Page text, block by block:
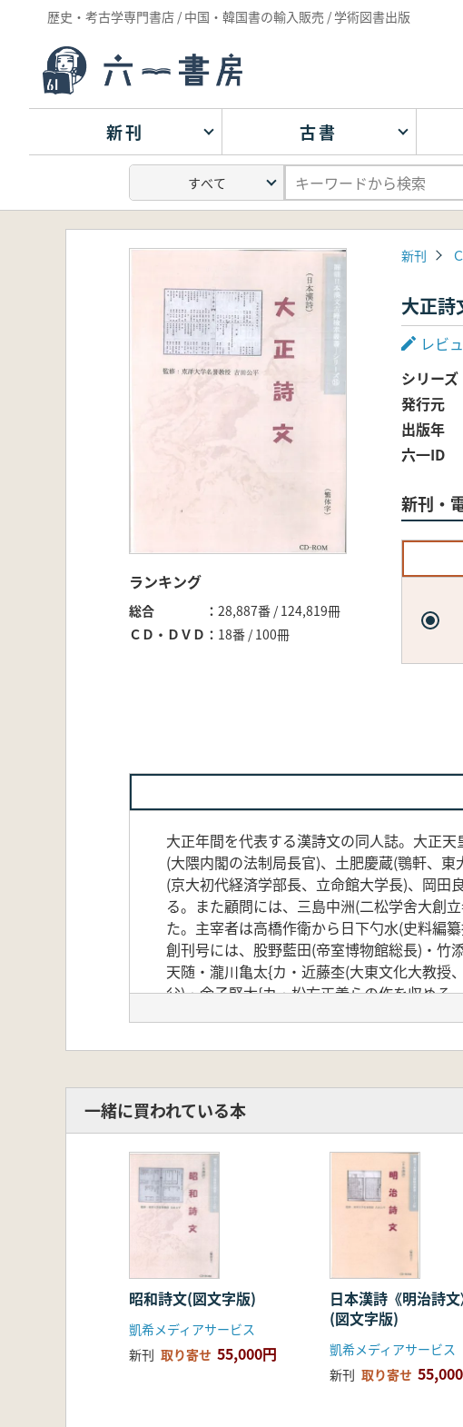
歴史・考古学専門書店 / 中国・韓国書の輸入販売 / 学術図書出版
新刊 古書
ランキング
総合
28,887番 / 124,819冊
ＣＤ・ＤＶＤ
18番 / 100冊
新刊
大正詩
レビ
シリーズ
発行元
出版年
六一ID
新刊・
大正年間を代表する漢詩文の同人誌。大正
(大隈内閣の法制局長官)、土肥慶蔵(鶚軒、
(京大初代経済学部長、立命館大学長)、岡田
る。また顧問には、三島中洲(二松学舍大創
た。主宰者は高橋作衛から日下勺水(史料編
創刊号には、股野藍田(帝室博物館総長)・竹
天随・瀧川亀太{カ・近藤杢(大東文化大教授
父)・金子堅太{カ・松方正義らの作を収める
第1帙1集(大正4.11)～第16帙13集(昭2.2)を収
監修:東洋大学名誉教授 吉田公平、名古屋大学
※単機版
一緒に買われている本
昭和詩文(図文字版)
凱希メディアサービス
新刊 取り寄せ 55,000円
日本漢詩《明治詩文
(図文字版)
凱希メディアサービス
新刊 取り寄せ